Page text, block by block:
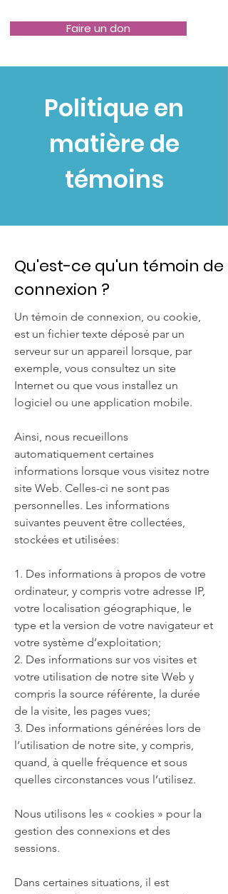
Faire un don
Politique en
matière de
témoins
Qu'est-ce qu'un témoin de
connexion ?
Un témoin de connexion, ou cookie,
est un fichier texte déposé par un
serveur sur un appareil lorsque, par
exemple, vous consultez un site
Internet ou que vous installez un
logiciel ou une application mobile.
Ainsi, nous recueillons
automatiquement certaines
informations lorsque vous visitez notre
site Web. Celles-ci ne sont pas
personnelles. Les informations
suivantes peuvent être collectées,
stockées et utilisées:
1. Des informations à propos de votre
ordinateur, y compris votre adresse IP,
votre localisation géographique, le
type et la version de votre navigateur et
votre système d’exploitation;
2. Des informations sur vos visites et
votre utilisation de notre site Web y
compris la source référente, la durée
de la visite, les pages vues;
3. Des informations générées lors de
l’utilisation de notre site, y compris,
quand, à quelle fréquence et sous
quelles circonstances vous l’utilisez.
Nous utilisons les « cookies » pour la
gestion des connexions et des
sessions.
Dans certaines situations, il est